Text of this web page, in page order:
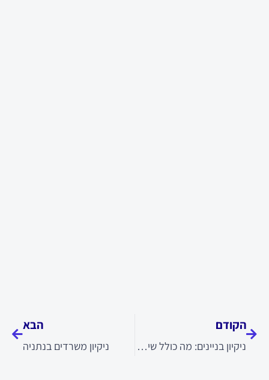
הקודם
ניקיון בניינים: מה כולל שירות מקצועי לבניין
הבא
ניקיון משרדים בנתניה